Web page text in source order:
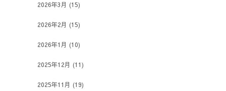
2026年3月 (15)
2026年2月 (15)
2026年1月 (10)
2025年12月 (11)
2025年11月 (19)